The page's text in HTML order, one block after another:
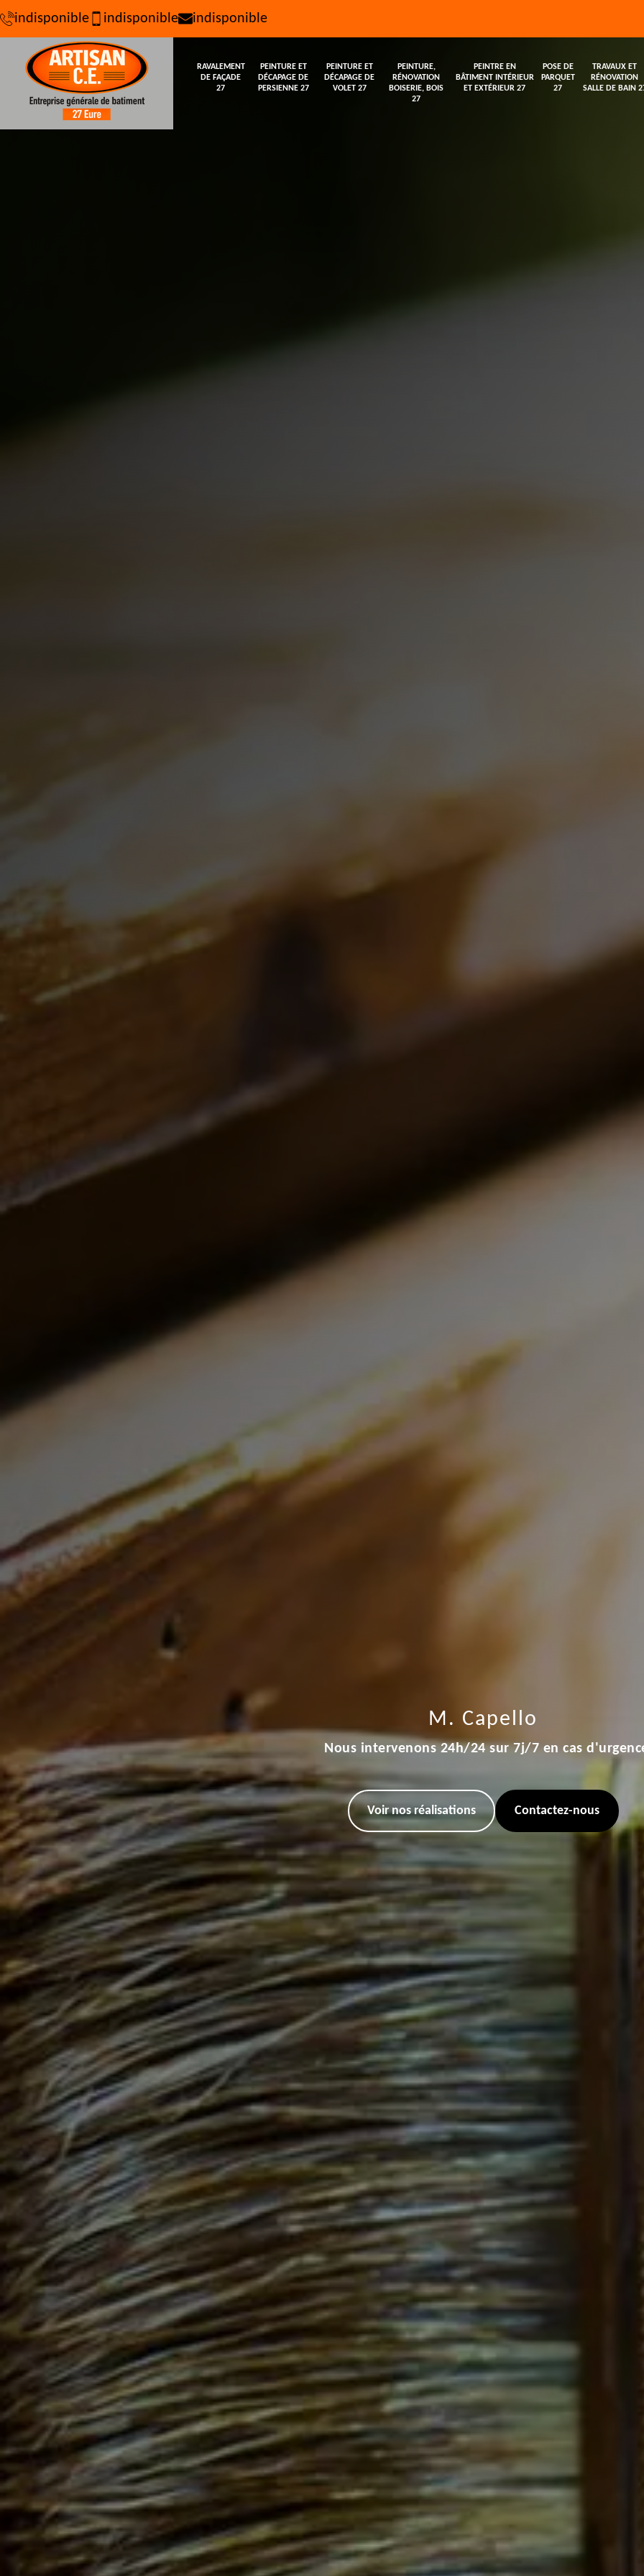
indisponible indisponible indisponible
RAVALEMENT
DE FAÇADE
27
PEINTURE ET
DÉCAPAGE DE
PERSIENNE 27
PEINTURE ET
DÉCAPAGE DE
VOLET 27
PEINTURE,
RÉNOVATION
BOISERIE, BOIS
27
PEINTRE EN
BÂTIMENT INTÉRIEUR
ET EXTÉRIEUR 27
POSE DE
PARQUET
27
TRAVAUX ET
RÉNOVATION
SALLE DE BAIN
M. Capello
Nous intervenons 24h/24 sur 7j/7 en cas
Voir nos réalisations Contactez-nous